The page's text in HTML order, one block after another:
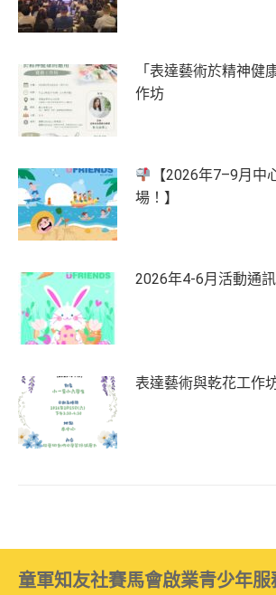
「表達藝術於精神健
作坊
【2026年7–9月中
場！】
2026年4-6月活動通訊
表達藝術與乾花工作
童軍知友社賽馬會啟業青少年服